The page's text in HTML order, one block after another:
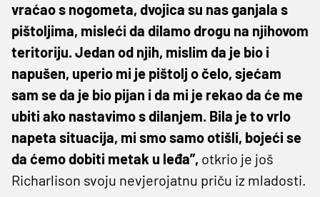
vraćao s nogometa, dvojica su nas ganjala s
pištoljima, misleći da dilamo drogu na njihovom
teritoriju. Jedan od njih, mislim da je bio i
napušen, uperio mi je pištolj o čelo, sjećam
sam se da je bio pijan i da mi je rekao da će me
ubiti ako nastavimo s dilanjem. Bila je to vrlo
napeta situacija, mi smo samo otišli, bojeći se
da ćemo dobiti metak u leđa”, otkrio je još
Richarlison svoju nevjerojatnu priču iz mladosti.